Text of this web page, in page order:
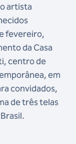
artista
fevereiro,
da Casa
centro de
em
convidados,
de três telas